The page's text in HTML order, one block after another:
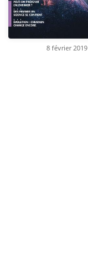
8 février 2019